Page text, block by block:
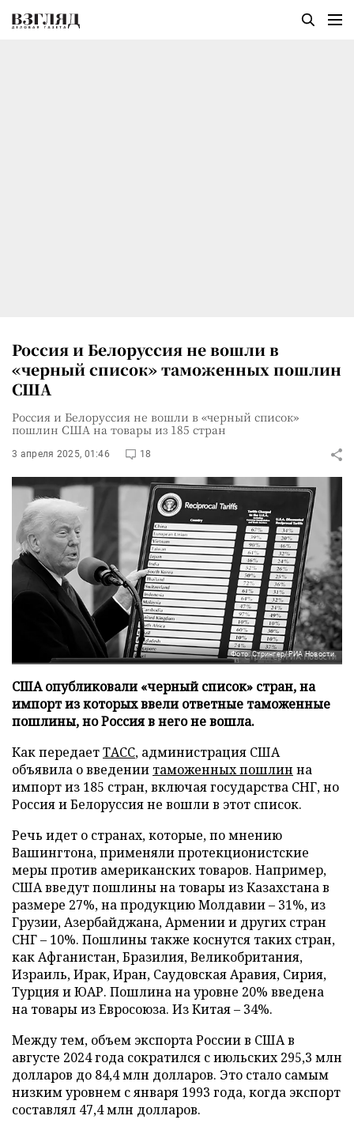
Россия и Белоруссия не вошли в
«черный список» таможенных пошлин
США
Россия и Белоруссия не вошли в «черный список»
пошлин США на товары из 185 стран
3 апреля 2025, 01:46 18
Фото: Стрингер/РИА Новости
США опубликовали «черный список» стран, на
импорт из которых ввели ответные таможенные
пошлины, но Россия в него не вошла.
Как передаетТАСС, администрация США
объявила о введении таможенных пошлин на
импорт из 185 стран, включая государства СНГ, но
Россия и Белоруссия не вошли в этот список.
Речь идет о странах, которые, по мнению
Вашингтона, применяли протекционистские
меры против американских товаров. Например,
США введут пошлины на товары из Казахстана в
размере 27%, на продукцию Молдавии – 31%, из
Грузии, Азербайджана, Армении и других стран
СНГ – 10%. Пошлины также коснутся таких стран,
как Афганистан, Бразилия, Великобритания,
Израиль, Ирак, Иран, Саудовская Аравия, Сирия,
Турция и ЮАР. Пошлина на уровне 20% введена
на товары из Евросоюза. Из Китая – 34%.
Между тем, объем экспорта России в США в
августе 2024 года сократился с июльских 295,3 млн
долларов до 84,4 млн долларов. Это стало самым
низким уровнем с января 1993 года, когда экспорт
составлял 47,4 млн долларов.